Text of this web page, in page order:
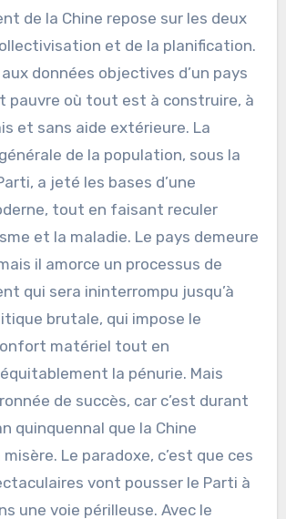
de la Chine repose sur les deux
et de la planification.
données objectives d’un pays
pauvre où tout est à construire, à
et sans aide extérieure. La
de la population, sous la
a jeté les bases d’une
tout en faisant reculer
et la maladie. Le pays demeure
il amorce un processus de
qui sera ininterrompu jusqu’à
brutale, qui impose le
matériel tout en
la pénurie. Mais
de succès, car c’est durant
quinquennal que la Chine
misère. Le paradoxe, c’est que ces
vont pousser le Parti à
une voie périlleuse. Avec le